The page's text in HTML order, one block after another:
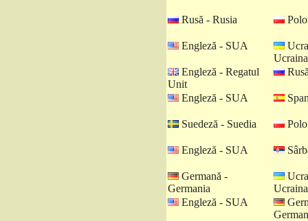
Rusă - Rusia
Engleză - SUA
Ucraina
Engleză - Regatul
Unit
Engleză - SUA
Suedeză - Suedia
Engleză - SUA
Germană -
Germania
Ucraina
Engleză - SUA